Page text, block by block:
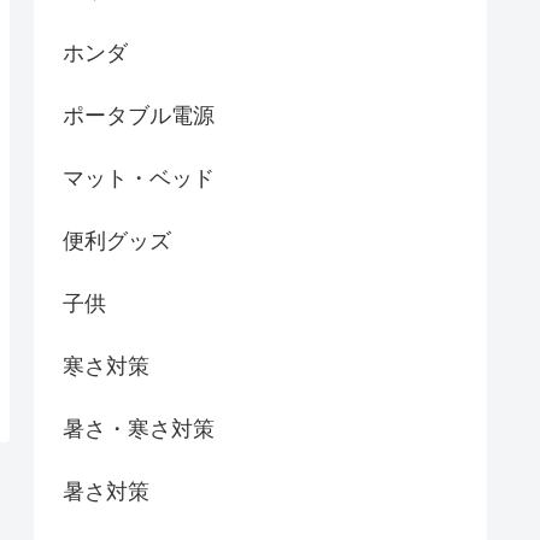
ホンダ
ポータブル電源
マット・ベッド
便利グッズ
子供
寒さ対策
暑さ・寒さ対策
暑さ対策